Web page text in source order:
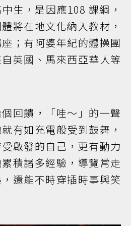
生，是因應108 課綱，
將在地文化納入教材，
；有阿婆年紀的體操團
英國、馬來西亞華人等
回饋，「哇～」的一聲
有如充電般受到鼓舞，
啟發的自己，更有動力
積諸多經驗，導覽常走
還能不時穿插時事與笑